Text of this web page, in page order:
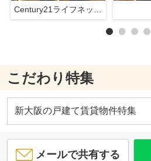
こだわり特集
新大阪の戸建て賃貸物件特集
メールで共有する